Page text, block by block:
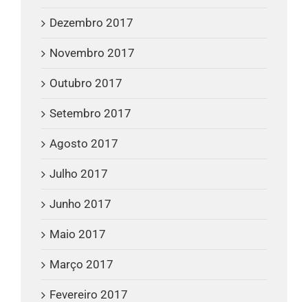
Dezembro 2017
Novembro 2017
Outubro 2017
Setembro 2017
Agosto 2017
Julho 2017
Junho 2017
Maio 2017
Março 2017
Fevereiro 2017